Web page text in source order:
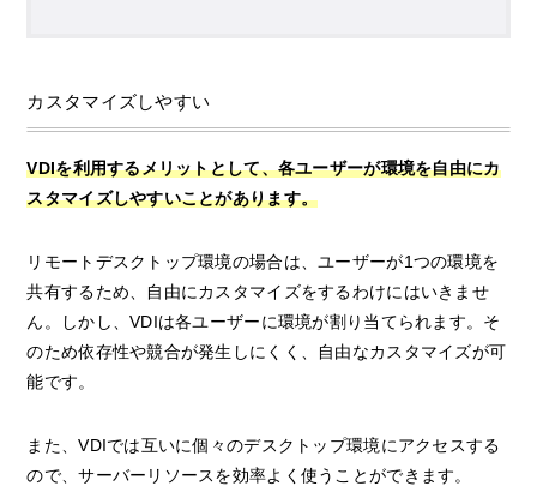
カスタマイズしやすい
VDIを利用するメリットとして、各ユーザーが環境を自由にカ
スタマイズしやすいことがあります。
リモートデスクトップ環境の場合は、ユーザーが1つの環境を
共有するため、自由にカスタマイズをするわけにはいきませ
ん。しかし、VDIは各ユーザーに環境が割り当てられます。そ
のため依存性や競合が発生しにくく、自由なカスタマイズが可
能です。
また、VDIでは互いに個々のデスクトップ環境にアクセスする
ので、サーバーリソースを効率よく使うことができます。